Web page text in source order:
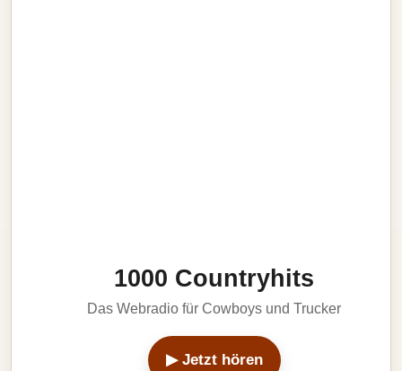
1000 Countryhits
Das Webradio für Cowboys und Trucker
▶ Jetzt hören